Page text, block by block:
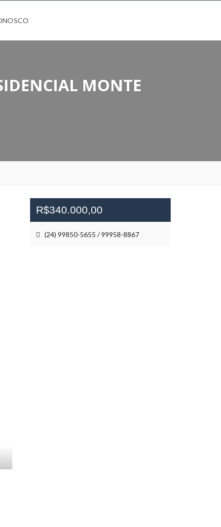
MONTE
R$340.000,00
(24) 99850-5655 / 99958-8867